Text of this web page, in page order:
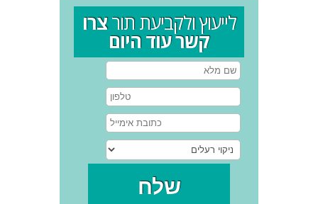
לייעוץ ולקביעת תורצרו
קשר עוד היום